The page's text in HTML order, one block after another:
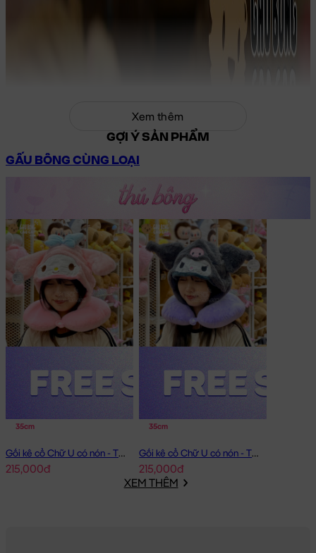
Xem thêm
GỢI Ý SẢN PHẨM
GẤU BÔNG CÙNG LOẠI
35cm
Gối kê cổ Chữ U có nón - Thỏ Melody
215,000đ
35cm
Gối kê cổ Chữ U có nón - Thỏ Kuromi
215,000đ
XEM THÊM